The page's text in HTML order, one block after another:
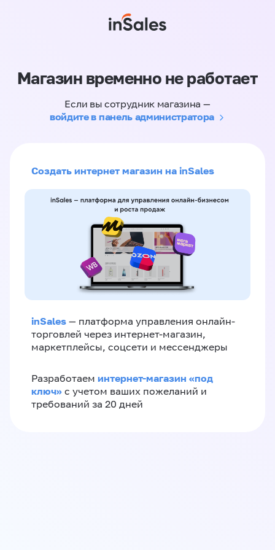
Магазин временно не работает
Если вы сотрудник магазина —
войдите в панель администратора
Создать интернет магазин на inSales
inSales — платформа управления онлайн-
торговлей через интернет-магазин,
маркетплейсы, соцсети и мессенджеры
Разработаем интернет-магазин «‎под
ключ»‎ с учетом ваших пожеланий и
требований за 20 дней